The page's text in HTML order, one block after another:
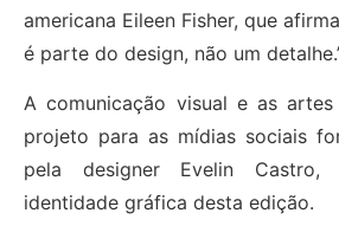
americana Eileen Fisher, que
é parte do design, não um
A comunicação visual e as
projeto para as mídias sociais
pela designer Evelin Castro,
identidade gráfica desta edição.